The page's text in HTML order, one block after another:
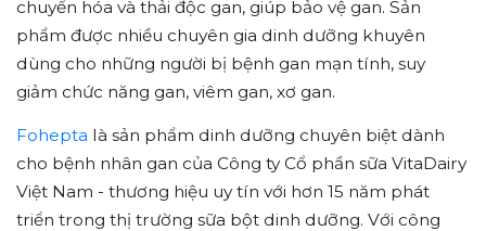
chuyển hóa và thải độc gan, giúp bảo vệ gan. Sản
phẩm được nhiều chuyên gia dinh dưỡng khuyên
dùng cho những người bị bệnh gan mạn tính, suy
giảm chức năng gan, viêm gan, xơ gan.
Fohepta là sản phẩm dinh dưỡng chuyên biệt dành
cho bệnh nhân gan của Công ty Cổ phần sữa VitaDairy
Việt Nam - thương hiệu uy tín với hơn 15 năm phát
triển trong thị trường sữa bột dinh dưỡng. Với công